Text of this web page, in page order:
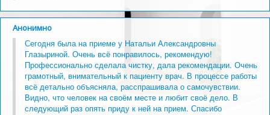
Анонимно
Сегодня была на приеме у Натальи Александровны
Глазыриной. Очень всё понравилось, рекомендую!
Профессионально сделала чистку, дала рекомендации. Очень
грамотный, внимательный к пациенту врач. В процессе работы
всё детально объясняла, расспрашивала о самочувствии.
Видно, что человек на своём месте и любит своё дело. В
следующий раз опять приду к ней на прием. Спасибо